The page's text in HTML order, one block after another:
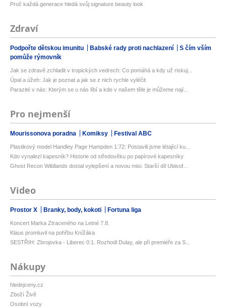
Proč každá generace hledá svůj signature beauty look
Zdraví
Podpořte dětskou imunitu Babské rady proti nachlazení
S čím vším
pomůže rýmovník
Jak se zdravě zchladit v tropických vedrech: Co pomáhá a kdy už riskuj...
Úpal a úžeh: Jak je poznat a jak se z nich rychle vyléčit
Parazité v nás: Kterým se u nás líbí a kde v našem těle je můžeme nají...
Pro nejmenší
Mourissonova poradna Komiksy Festival ABC
Plastikový model Handley Page Hampden 1:72: Postavili jsme létající ku...
Kdo vynalezl kapesník? Historie od středověku po papírové kapesníky
Ghost Recon Wildlands dostal vylepšení a novou misi. Starší díl Ubisof...
Video
Prostor X Branky, body, kokoti Fortuna liga
Koncert Marka Ztraceného na Letné 7.8.
Klaus promluvil na pohřbu Knížáka
SESTŘIH: Zbrojovka - Liberec 0:1. Rozhodl Dulay, ale při premiéře za S...
Nákupy
hledejceny.cz
Zboží Živě
Osobní vozy